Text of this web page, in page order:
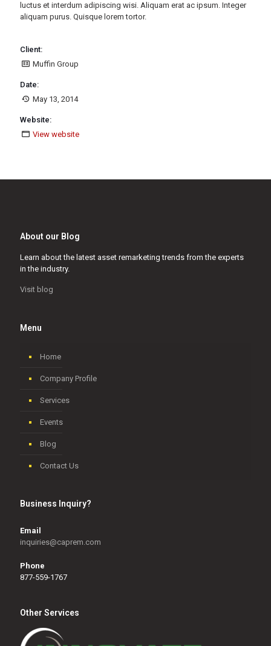
luctus et interdum adipiscing wisi. Aliquam erat ac ipsum. Integer
aliquam purus. Quisque lorem tortor.
Client:
Muffin Group
Date:
May 13, 2014
Website:
View website
About our Blog
Learn about the latest asset remarketing trends from the experts
in the industry.
Visit blog
Menu
Home
Company Profile
Services
Events
Blog
Contact Us
Business Inquiry?
Email
inquiries@caprem.com
Phone
877-559-1767
Other Services